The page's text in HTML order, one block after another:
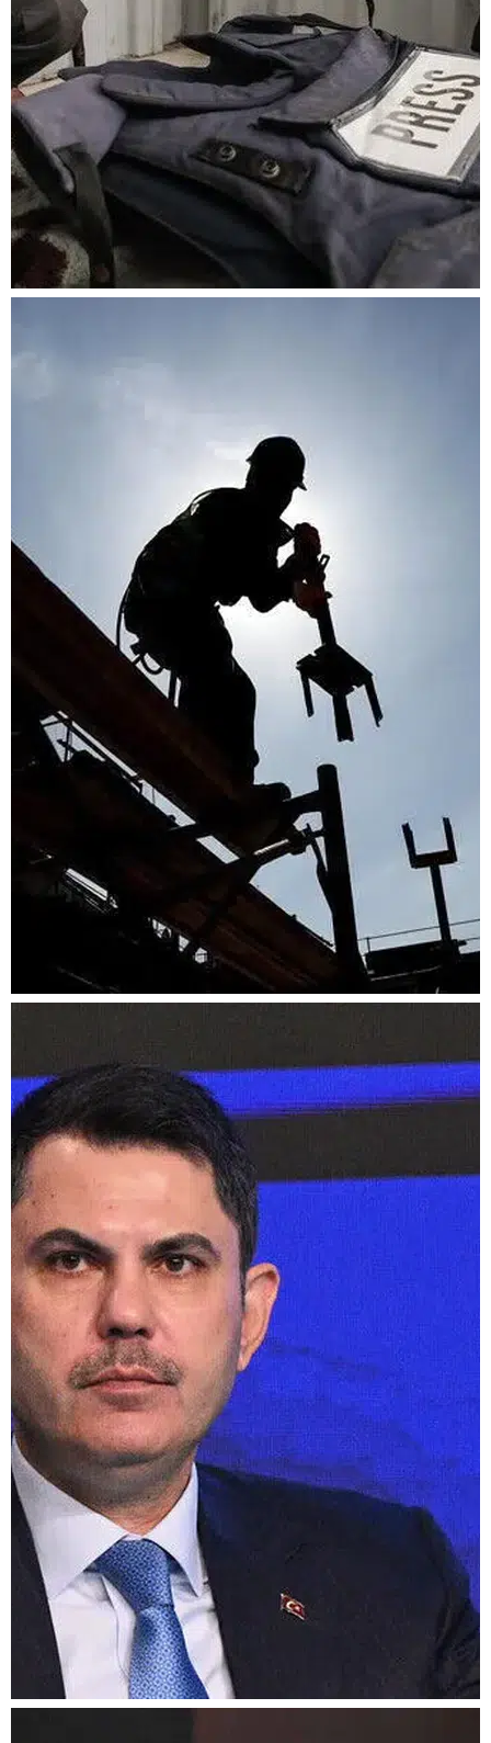
İsrail'in basına yönelik
ihlalleri raporda:
Temmuzda 108 ayrı
saldırı belgelendi
İnşaat maliyetlerinde
haziran hareketliliği:
Yıllık artış yüzde 28'i
Sındırgı depreminin
üzerinden bir yıl geçti:
Bakan Kurum'dan yeni
paylaşım